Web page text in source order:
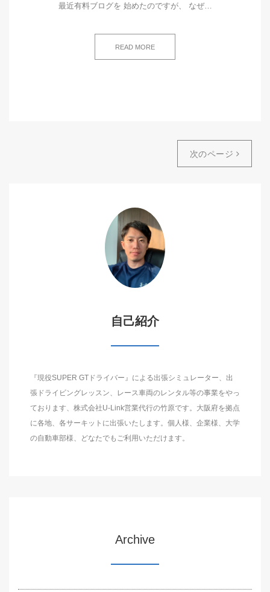
最近有料ブログを 始めたのですが、 なぜ…
READ MORE
次のページ
自己紹介
『現役SUPER GTドライバー』による出張シミュレーター、出
張ドライビングレッスン、レース車両のレンタル等の事業をやっ
ております、株式会社U-Link営業代行の竹原です。大阪府を拠点
に各地、各サーキットに出張いたします。個人様、企業様、大学
の自動車部様、どなたでもご利用いただけます。
Archive